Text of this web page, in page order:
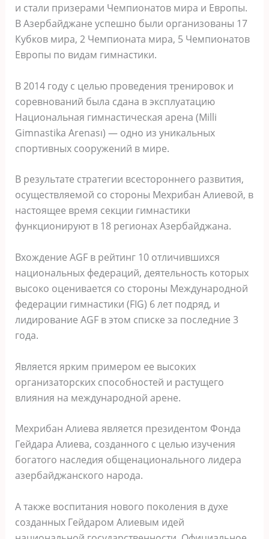
и стали призерами Чемпионатов мира и Европы.
В Азербайджане успешно были организованы 17
Кубков мира, 2 Чемпионата мира, 5 Чемпионатов
Европы по видам гимнастики.
В 2014 году с целью проведения тренировок и
соревнований была сдана в эксплуатацию
Национальная гимнастическая арена (Milli
Gimnastika Arenası) — одно из уникальных
спортивных сооружений в мире.
В результате стратегии всестороннего развития,
осуществляемой со стороны Мехрибан Алиевой, в
настоящее время секции гимнастики
функционируют в 18 регионах Азербайджана.
Вхождение AGF в рейтинг 10 отличившихся
национальных федераций, деятельность которых
высоко оценивается со стороны Международной
федерации гимнастики (FIG) 6 лет подряд, и
лидирование AGF в этом списке за последние 3
года.
Является ярким примером ее высоких
организаторских способностей и растущего
влияния на международной арене.
Мехрибан Алиева является президентом Фонда
Гейдара Алиева, созданного с целью изучения
богатого наследия общенационального лидера
азербайджанского народа.
А также воспитания нового поколения в духе
созданных Гейдаром Алиевым идей